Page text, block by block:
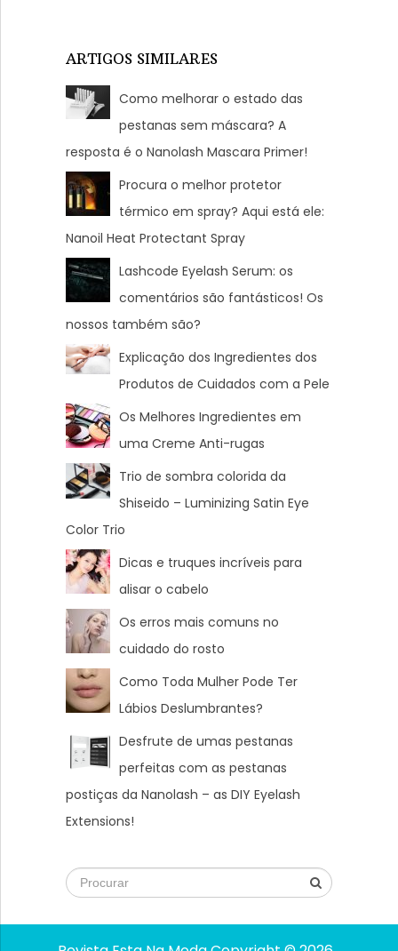
ARTIGOS SIMILARES
Como melhorar o estado das
pestanas sem máscara? A
resposta é o Nanolash Mascara Primer!
Procura o melhor protetor
térmico em spray? Aqui está ele:
Nanoil Heat Protectant Spray
Lashcode Eyelash Serum: os
comentários são fantásticos! Os
nossos também são?
Explicação dos Ingredientes dos
Produtos de Cuidados com a Pele
Os Melhores Ingredientes em
uma Creme Anti-rugas
Trio de sombra colorida da
Shiseido – Luminizing Satin Eye
Color Trio
Dicas e truques incríveis para
alisar o cabelo
Os erros mais comuns no
cuidado do rosto
Como Toda Mulher Pode Ter
Lábios Deslumbrantes?
Desfrute de umas pestanas
perfeitas com as pestanas
postiças da Nanolash – as DIY Eyelash
Extensions!